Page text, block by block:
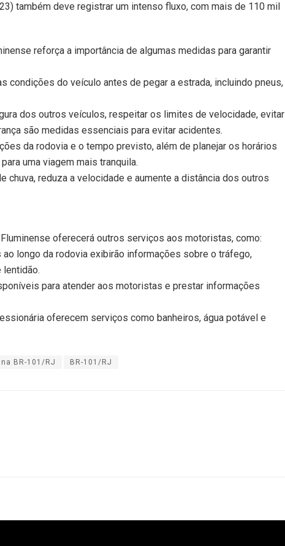
também deve registrar um intenso fluxo, com mais de 110 mil
reforça a importância de algumas medidas para garantir
condições do veículo antes de pegar a estrada, incluindo pneus,
dos outros veículos, respeitar os limites de velocidade, evitar
são medidas essenciais para evitar acidentes.
da rodovia e o tempo previsto, além de planejar os horários
uma viagem mais tranquila.
chuva, reduza a velocidade e aumente a distância dos outros
oferecerá outros serviços aos motoristas, como:
longo da rodovia exibirão informações sobre o tráfego,
para atender aos motoristas e prestar informações
oferecem serviços como banheiros, água potável e
BR-101/RJ BR-101/RJ